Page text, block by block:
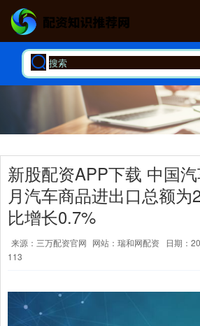
新股配资APP下载 中国
月汽车商品进出口总额为
比增长0.7%
来源：三万配资官网 网站：瑞和网配资 日期：
113